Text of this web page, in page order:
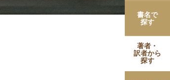
書名で
探す
著者・
訳者から
探す